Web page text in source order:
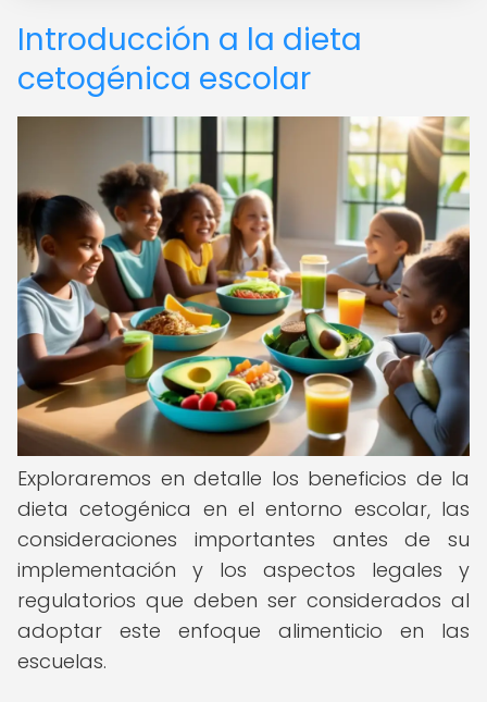
Introducción a la dieta
cetogénica escolar
Exploraremos en detalle los beneficios de la
dieta cetogénica en el entorno escolar, las
consideraciones importantes antes de su
implementación y los aspectos legales y
regulatorios que deben ser considerados al
adoptar este enfoque alimenticio en las
escuelas.